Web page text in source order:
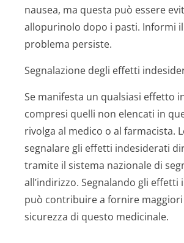
nausea, ma questa può essere
allopurinolo dopo i pasti. Informi
problema persiste.
Segnalazione degli effetti
Se manifesta un qualsiasi effetto
compresi quelli non elencati in
rivolga al medico o al farmacista.
segnalare gli effetti indesiderati
tramite il sistema nazionale di
all’indirizzo. Segnalando gli effetti
può contribuire a fornire
sicurezza di questo medicinale.